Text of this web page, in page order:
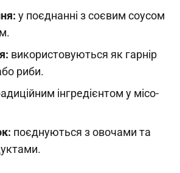
у поєднанні з соєвим соусом
використовуються як гарнір
риби.
інгредієнтом у місо-
поєднуються з овочами та